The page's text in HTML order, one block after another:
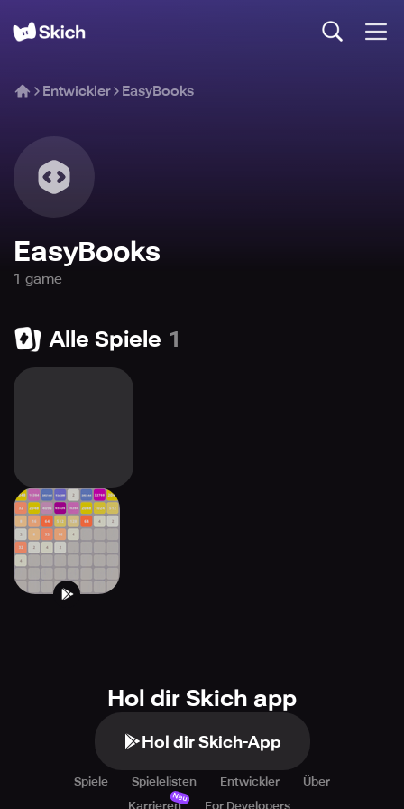
Entwickler EasyBooks
EasyBooks
1 game
Alle Spiele 1
2048+ & -512
Hol dir Skich app
Hol dir Skich-App
Spiele Spielelisten Entwickler
Über
Karrieren
Neu
For Developers